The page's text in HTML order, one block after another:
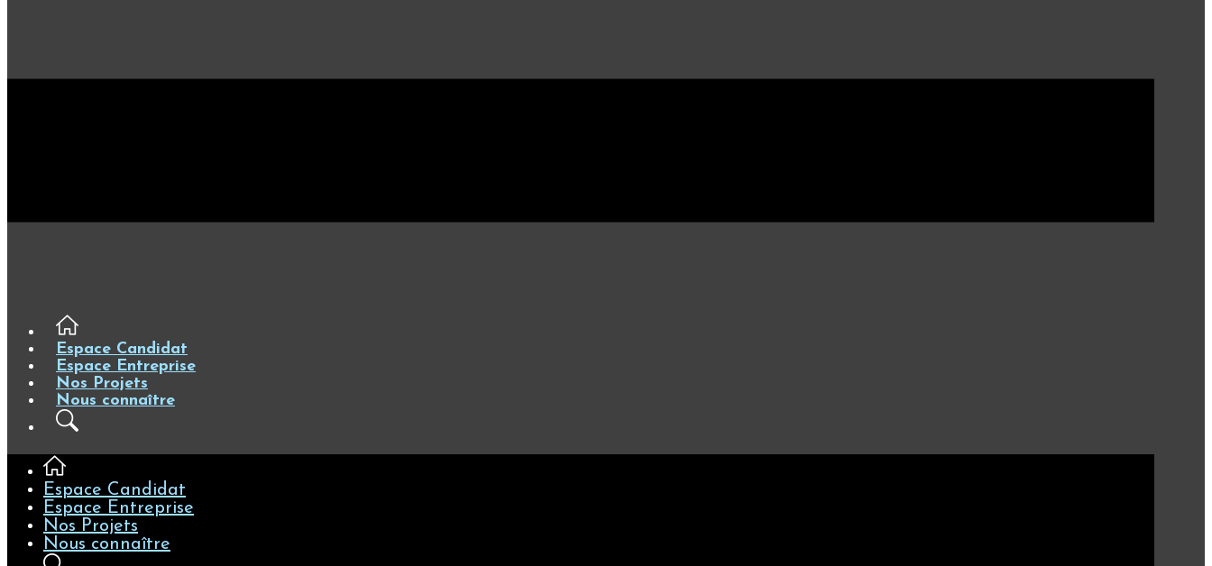
Espace Candidat
Espace Entreprise
Nos Projets
Nous connaître
Espace Candidat
Espace Entreprise
Nos Projets
Nous connaître